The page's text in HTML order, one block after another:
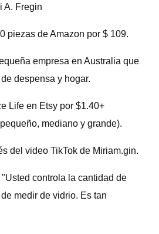
A. Fregin
piezas de Amazon por $ 109.
empresa en Australia que
despensa y hogar.
Life en Etsy por $1.40+
mediano y grande).
del video TikTok de Miriam.gin.
controla la cantidad de
medir de vidrio. Es tan